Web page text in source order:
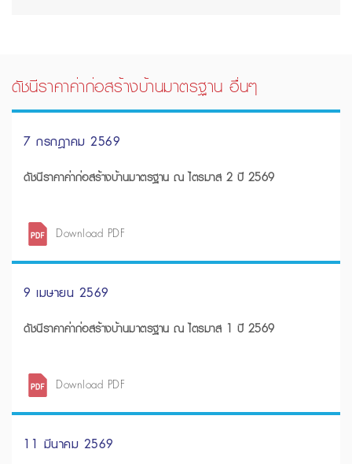
ดัชนีราคาค่าก่อสร้างบ้านมาตรฐาน อื่นๆ
7 กรกฎาคม 2569
ดัชนีราคาค่าก่อสร้างบ้านมาตรฐาน ณ ไตรมาส 2 ปี 2569
Download PDF
9 เมษายน 2569
ดัชนีราคาค่าก่อสร้างบ้านมาตรฐาน ณ ไตรมาส 1 ปี 2569
Download PDF
11 มีนาคม 2569